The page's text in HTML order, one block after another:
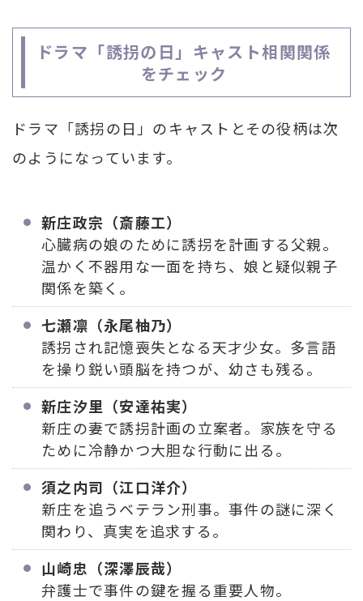
ドラマ「誘拐の日」キャスト相関関係
をチェック
ドラマ「誘拐の日」のキャストとその役柄は次
のようになっています。
新庄政宗（斎藤工）
心臓病の娘のために誘拐を計画する父親。
温かく不器用な一面を持ち、娘と疑似親子
関係を築く。
七瀬凛（永尾柚乃）
誘拐され記憶喪失となる天才少女。多言語
を操り鋭い頭脳を持つが、幼さも残る。
新庄汐里（安達祐実）
新庄の妻で誘拐計画の立案者。家族を守る
ために冷静かつ大胆な行動に出る。
須之内司（江口洋介）
新庄を追うベテラン刑事。事件の謎に深く
関わり、真実を追求する。
山崎忠（深澤辰哉）
弁護士で事件の鍵を握る重要人物。